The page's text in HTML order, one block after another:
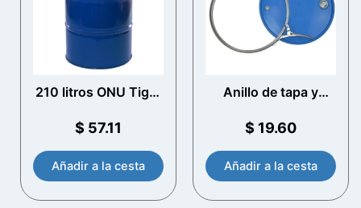
210 litros ONU Tight
(Lacado Interior)
$ 57.11
Añadir a la cesta
Anillo de tapa y
acero Drum (lacado)
$ 19.60
Añadir a la cesta